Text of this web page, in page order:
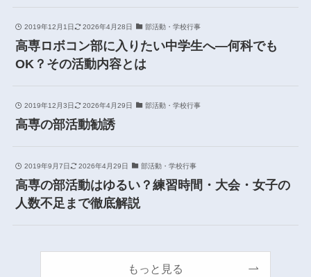
2019年12月1日 2026年4月28日 部活動・学校行事
高専ロボコン部に入りたい中学生へ―何科でも
OK？その活動内容とは
2019年12月3日 2026年4月29日 部活動・学校行事
高専の部活動勧誘
2019年9月7日 2026年4月29日 部活動・学校行事
高専の部活動はゆるい？練習時間・大会・女子の
人数不足まで徹底解説
もっと見る